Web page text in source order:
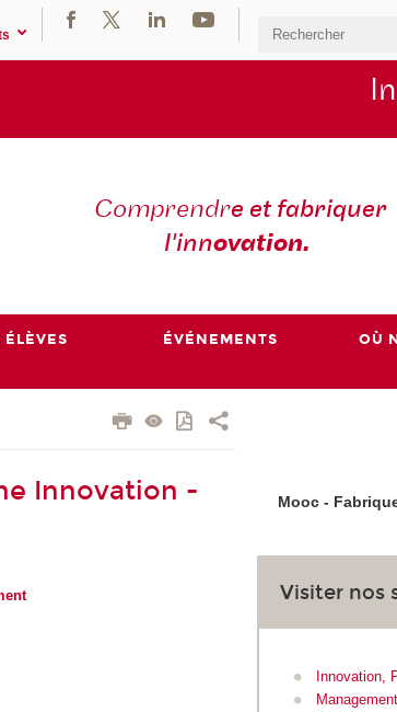
Comprendre et fabriquer
l'innovation.
ÉLÈVES ÉVÉNEMENTS OÙ
Innovation -
Mooc -
Visiter nos
Innovation,